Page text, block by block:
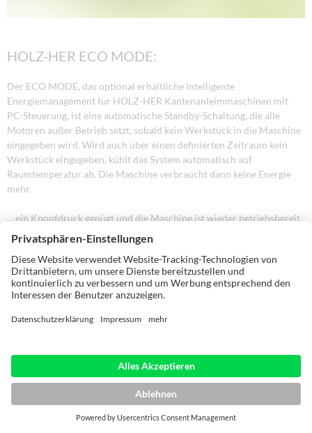
HOLZ-HER ECO MODE:
Der ECO MODE, das optional erhältliche intelligente
Energiemanagement für HOLZ-HER Kantenanleimmaschinen mit
PC-Steuerung, ist eine automatische Standby-Schaltung, die alle
Motoren außer Betrieb setzt, sobald kein Werkstück in die Maschine
eingegeben wird. Wird auch über einen definierten Zeitraum kein
Werkstück eingegeben, kühlt das System automatisch auf
Raumtemperatur ab. Die Maschine verbraucht dann keine Energie
mehr.
... ein Knopfdruck genügt und die Maschine ist wieder betriebsbereit.
Hier wird Energieeffizienz auf höchstem Niveau praktiziert.